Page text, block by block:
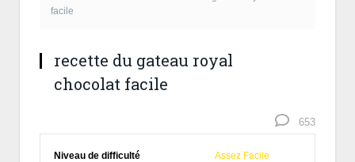
facile
recette du gateau royal
chocolat facile
653
Niveau de difficulté Assez Facile